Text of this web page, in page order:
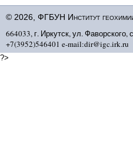
© 2026, ФГБУН Институт
664033, г. Иркутск, ул. Фаворского,
+7(3952)546401 e-mail:dir@igc.irk.ru
?>